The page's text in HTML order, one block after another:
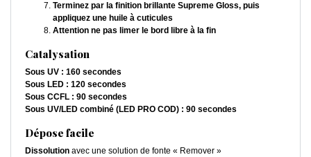
Terminez par la finition brillante Supreme Gloss, puis
appliquez une huile à cuticules
Attention ne pas limer le bord libre à la fin
Catalysation
Sous UV : 160 secondes
Sous LED : 120 secondes
Sous CCFL : 90 secondes
Sous UV/LED combiné (LED PRO COD) : 90 secondes
Dépose facile
Dissolution avec une solution de fonte « Remover »